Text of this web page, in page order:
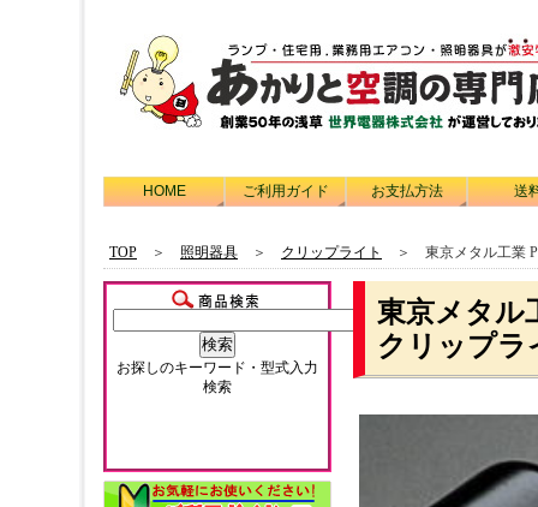
HOME ご利用ガイド お支払方法 送
TOP ＞ 照明器具 ＞ クリップライト ＞ 東京メタル工業
東京メタ
クリップ
お探しのキーワード・型式入力
検索